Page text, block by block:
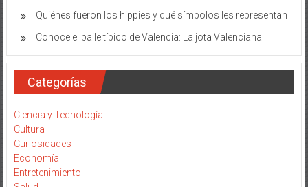
Quiénes fueron los hippies y qué símbolos les representan
Conoce el baile típico de Valencia: La jota Valenciana
Categorías
Ciencia y Tecnología
Cultura
Curiosidades
Economía
Entretenimiento